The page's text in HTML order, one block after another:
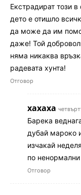
Екстрадират този
дето е отишло
да може да им
даже! Той
няма никаква
радевата хунта!
Отговор
хахаха
Барека
дубай мароко
изчакай
по
Отговор